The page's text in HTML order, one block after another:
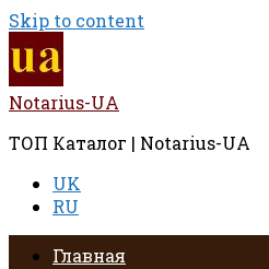
Skip to content
Notarius-UA
ТОП Каталог | Notarius-UA
UK
RU
Главная